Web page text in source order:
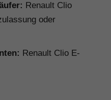
Renault Clio
oder
Renault Clio E-